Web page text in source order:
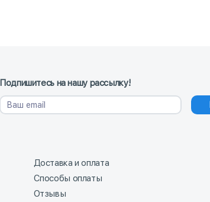
Подпишитесь на нашу рассылку!
Доставка и оплата
Способы оплаты
Отзывы